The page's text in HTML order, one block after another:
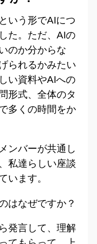
いう形でAIにつ
た。ただ、AIの
のか分からな
られるかみたい
い資料やAIへの
形式、全体のタ
多くの時間をか
ンバーが共通し
私達らしい座談
います。
はなぜですか？
発言して、理解